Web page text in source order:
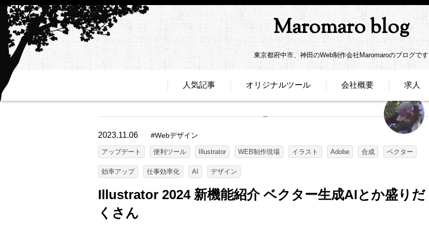
Maromaro blog
東京都府中市、神田のWeb制作会社Maromaroのブログです
人気記事 オリジナルツール 会社概要 求人
2023.11.06 #Webデザイン
アップデート 便利ツール Illustrator WEB制作現場 イラスト Adobe 合成 ベクター
効率アップ 仕事効率化 AI デザイン
Illustrator 2024 新機能紹介 ベクター生成AIとか盛りだ
くさん